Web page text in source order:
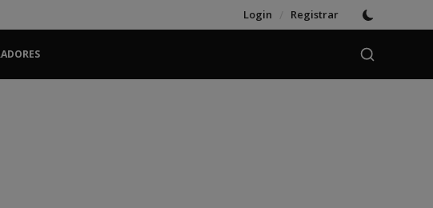
Login / Registrar